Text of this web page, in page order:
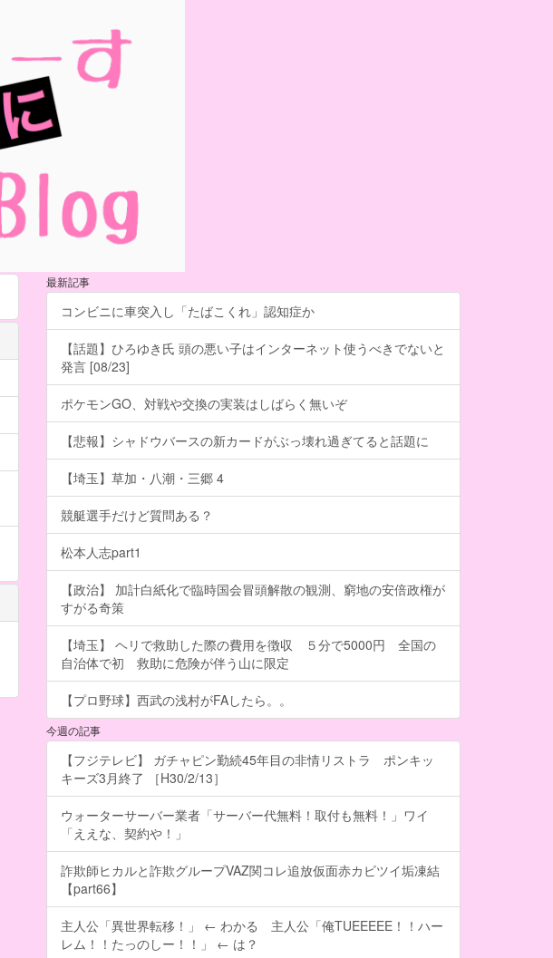
最新記事
コンビニに車突入し「たばこくれ」認知症か
【話題】ひろゆき氏 頭の悪い子はインターネット使うべきでないと
発言 [08/23]
ポケモンGO、対戦や交換の実装はしばらく無いぞ
【悲報】シャドウバースの新カードがぶっ壊れ過ぎてると話題に
【埼玉】草加・八潮・三郷 4
競艇選手だけど質問ある？
松本人志part1
【政治】 加計白紙化で臨時国会冒頭解散の観測、窮地の安倍政権が
すがる奇策
【埼玉】 ヘリで救助した際の費用を徴収 ５分で5000円 全国の
自治体で初 救助に危険が伴う山に限定
【プロ野球】西武の浅村がFAしたら。。
今週の記事
【フジテレビ】 ガチャピン勤続45年目の非情リストラ ポンキッ
キーズ3月終了 ［H30/2/13］
ウォーターサーバー業者「サーバー代無料！取付も無料！」ワイ
「ええな、契約や！」
詐欺師ヒカルと詐欺グループVAZ関コレ追放仮面赤カビツイ垢凍結
【part66】
主人公「異世界転移！」 ← わかる 主人公「俺TUEEEEE！！ハー
レム！！たっのしー！！」 ← は？